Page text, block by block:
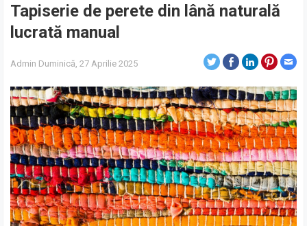
Tapiserie de perete din lână naturală
lucrată manual
Admin Duminică, 27 Aprilie 2025